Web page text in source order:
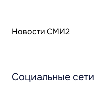
Новости СМИ2
Социальные сети